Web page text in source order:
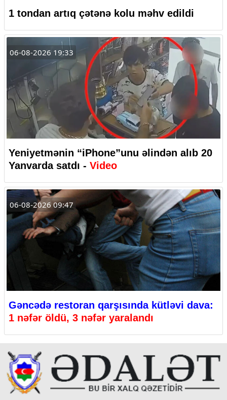
1 tondan artıq çətənə kolu məhv edildi
06-08-2026 19:33
Yeniyetmənin “iPhone”unu əlindən alıb 20
Yanvarda satdı - Video
06-08-2026 09:47
Gəncədə restoran qarşısında kütləvi dava:
1 nəfər öldü, 3 nəfər yaralandı